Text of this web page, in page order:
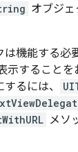
オブジ
は機能する必
示することを
るには、
メソ